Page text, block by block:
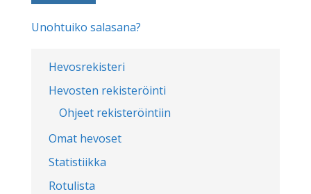
Hevosrekisteri
Hevosten rekisteröinti
Ohjeet rekisteröintiin
Omat hevoset
Statistiikka
Rotulista
Unohtuiko salasana?